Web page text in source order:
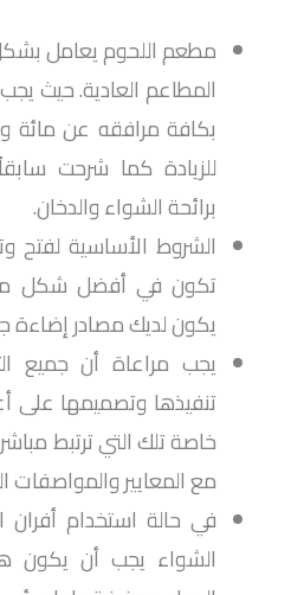
مطعم اللحوم يعامل
المطاعم العادية. حيث
بكافة مرافقه عن مائة
للزيادة كما شرحت
برائحة الشواء والدخان.
الشروط الأساسية
تكون في أفضل شكل
يكون لديك مصادر إضاءة
يجب مراعاة أن جميع
تنفيذها وتصميمها على
خاصة تلك التي ترتبط
مع المعايير والمواصفات
في حالة استخدام أفران
الشواء يجب أن